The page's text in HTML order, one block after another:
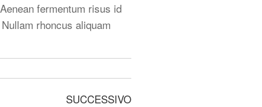
fermentum risus id
rhoncus aliquam
SUCCESSIVO